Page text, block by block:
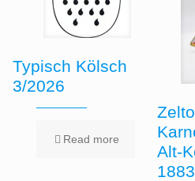
Typisch Kölsch
3/2026
Read more
Alt-